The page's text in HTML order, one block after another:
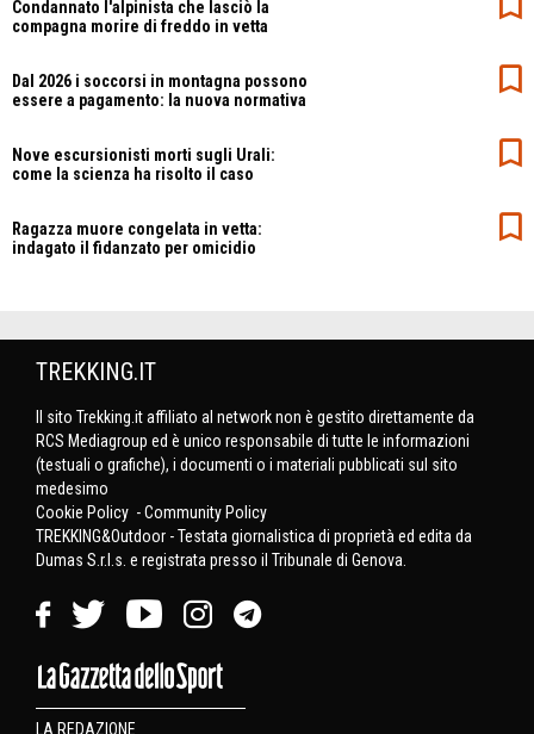
Condannato l'alpinista che lasciò la
compagna morire di freddo in vetta
Dal 2026 i soccorsi in montagna possono
essere a pagamento: la nuova normativa
Nove escursionisti morti sugli Urali:
come la scienza ha risolto il caso
Ragazza muore congelata in vetta:
indagato il fidanzato per omicidio
TREKKING.IT
Il sito Trekking.it affiliato al network non è gestito direttamente da
RCS Mediagroup ed è unico responsabile di tutte le informazioni
(testuali o grafiche), i documenti o i materiali pubblicati sul sito
medesimo
Cookie Policy -Community Policy
TREKKING&Outdoor - Testata giornalistica di proprietà ed edita da
Dumas S.r.l.s. e registrata presso il Tribunale di Genova.
LA REDAZIONE